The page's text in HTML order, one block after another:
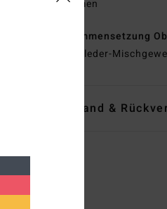
Riemen
Zusammensetzung
Kunstleder-
Versand &